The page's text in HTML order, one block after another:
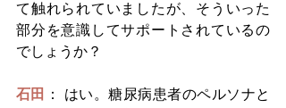
て触れられていましたが、そういった
部分を意識してサポートされているの
でしょうか？
石田
： はい。糖尿病患者のペルソナと